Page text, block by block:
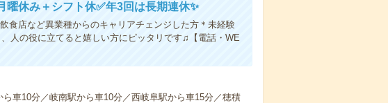
曜休み＋シフト休✅年3回は長期連休✨
店など異業種からのキャリアチェンジした方＊未経験
人の役に立てると嬉しい方にピッタリです♫【電話・WE
車10分／岐南駅から車10分／西岐阜駅から車15分／穂積